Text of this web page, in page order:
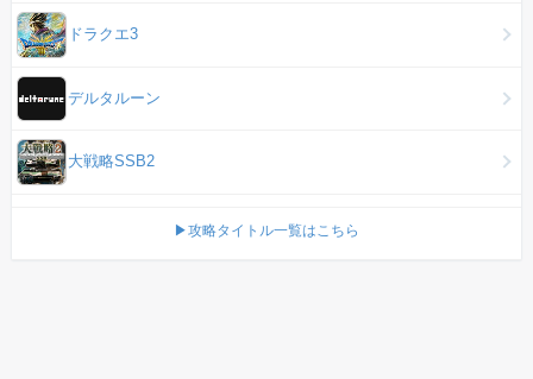
ドラクエ3
デルタルーン
大戦略SSB2
▶攻略タイトル一覧はこちら